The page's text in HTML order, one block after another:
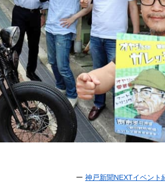
ー 神戸新聞NEXTイベント